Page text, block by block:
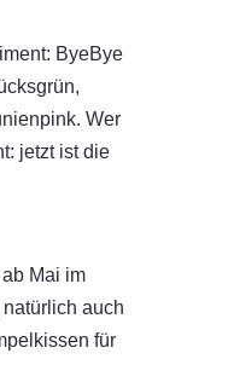
ByeBye
Wer
jetzt ist die
Mai im
auch
für